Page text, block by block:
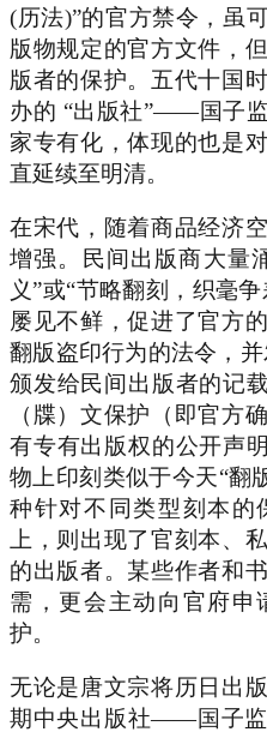
(历法)”的官方禁令，虽
版物规定的官方文件，
版者的保护。五代十国
办的 “出版社”——国子
家专有化，体现的也是
直延续至明清。
在宋代，随着商品经济
增强。民间出版商大量
义”或“节略翻刻，织毫
屡见不鲜，促进了官方
翻版盗印行为的法令，
颁发给民间出版者的记
（牒）文保护（即官方
有专有出版权的公开声
物上印刻类似于今天“翻
种针对不同类型刻本的
上，则出现了官刻本、
的出版者。某些作者和
需，更会主动向官府申
护。
无论是唐文宗将历日出
期中央出版社——国子